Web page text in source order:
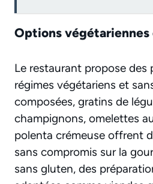
Options végétariennes
Le restaurant propose des
régimes végétariens et
composées, gratins de
champignons, omelettes
polenta crémeuse offrent
sans compromis sur la
sans gluten, des